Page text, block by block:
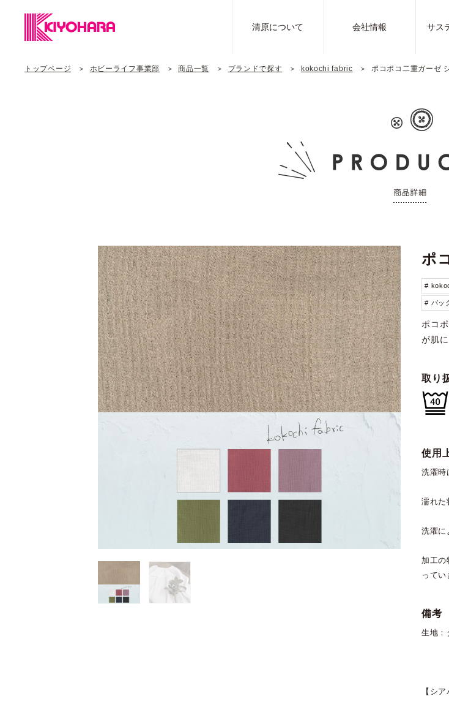
清原について 会社情報 サス
トップページ ホビーライフ事業部 商品一覧 ブランドで探す kokochi fabric ポコポコ二重ガーゼ
ポ
#
# バッ
ポコ
が肌
取り
使用
洗濯時
濡れた
洗濯に
加工の
ってい
備考
生地：
【シ